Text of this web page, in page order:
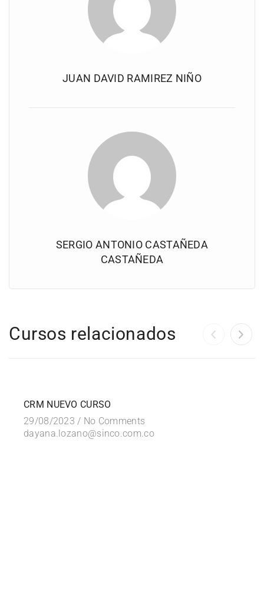
JUAN DAVID RAMIREZ NIÑO
SERGIO ANTONIO CASTAÑEDA
CASTAÑEDA
Cursos relacionados
CRM NUEVO CURSO
29/08/2023 / No Comments
dayana.lozano@sinco.com.co